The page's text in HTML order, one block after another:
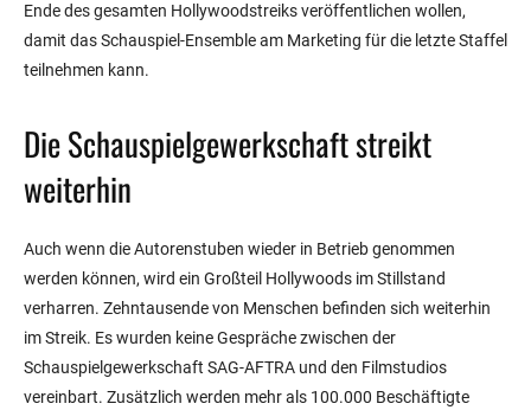
Ende des gesamten Hollywoodstreiks veröffentlichen wollen,
damit das Schauspiel-Ensemble am Marketing für die letzte Staffel
teilnehmen kann.
Die Schauspielgewerkschaft streikt
weiterhin
Auch wenn die Autorenstuben wieder in Betrieb genommen
werden können, wird ein Großteil Hollywoods im Stillstand
verharren. Zehntausende von Menschen befinden sich weiterhin
im Streik. Es wurden keine Gespräche zwischen der
Schauspielgewerkschaft SAG-AFTRA und den Filmstudios
vereinbart. Zusätzlich werden mehr als 100.000 Beschäftigte